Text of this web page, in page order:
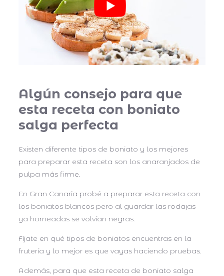
Algún consejo para que
esta receta con boniato
salga perfecta
Existen diferente tipos de boniato y los mejores
para preparar esta receta son los anaranjados de
pulpa más firme.
En Gran Canaria probé a preparar esta receta con
los boniatos blancos pero al guardar las rodajas
ya horneadas se volvían negras.
Fíjate en qué tipos de boniatos encuentras en la
frutería y lo mejor es que vayas haciendo pruebas.
Además, para que esta receta de boniato salga